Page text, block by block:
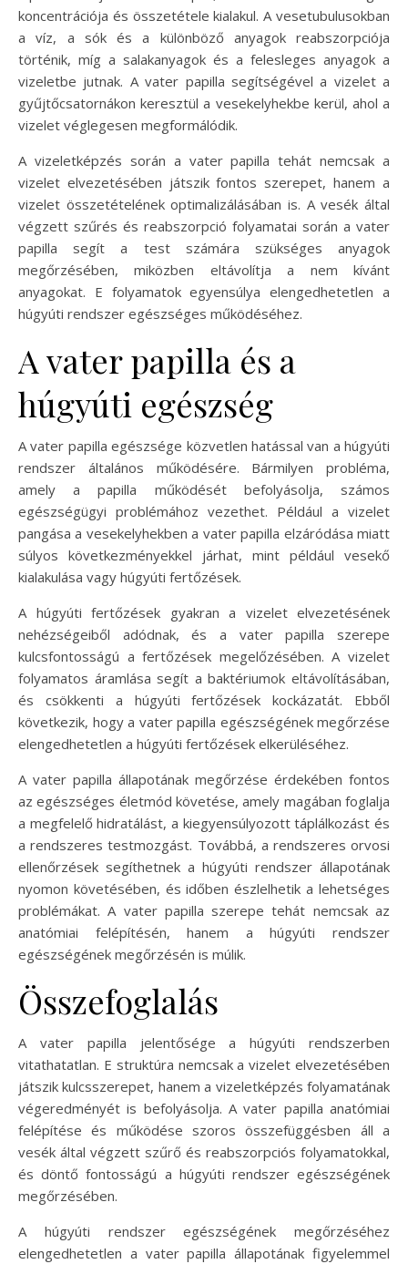
koncentrációja és összetétele kialakul. A vesetubulusokban
a víz, a sók és a különböző anyagok reabszorpciója
történik, míg a salakanyagok és a felesleges anyagok a
vizeletbe jutnak. A vater papilla segítségével a vizelet a
gyűjtőcsatornákon keresztül a vesekelyhekbe kerül, ahol a
vizelet véglegesen megformálódik.
A vizeletképzés során a vater papilla tehát nemcsak a
vizelet elvezetésében játszik fontos szerepet, hanem a
vizelet összetételének optimalizálásában is. A vesék által
végzett szűrés és reabszorpció folyamatai során a vater
papilla segít a test számára szükséges anyagok
megőrzésében, miközben eltávolítja a nem kívánt
anyagokat. E folyamatok egyensúlya elengedhetetlen a
húgyúti rendszer egészséges működéséhez.
A vater papilla és a
húgyúti egészség
A vater papilla egészsége közvetlen hatással van a húgyúti
rendszer általános működésére. Bármilyen probléma,
amely a papilla működését befolyásolja, számos
egészségügyi problémához vezethet. Például a vizelet
pangása a vesekelyhekben a vater papilla elzáródása miatt
súlyos következményekkel járhat, mint például vesekő
kialakulása vagy húgyúti fertőzések.
A húgyúti fertőzések gyakran a vizelet elvezetésének
nehézségeiből adódnak, és a vater papilla szerepe
kulcsfontosságú a fertőzések megelőzésében. A vizelet
folyamatos áramlása segít a baktériumok eltávolításában,
és csökkenti a húgyúti fertőzések kockázatát. Ebből
következik, hogy a vater papilla egészségének megőrzése
elengedhetetlen a húgyúti fertőzések elkerüléséhez.
A vater papilla állapotának megőrzése érdekében fontos
az egészséges életmód követése, amely magában foglalja
a megfelelő hidratálást, a kiegyensúlyozott táplálkozást és
a rendszeres testmozgást. Továbbá, a rendszeres orvosi
ellenőrzések segíthetnek a húgyúti rendszer állapotának
nyomon követésében, és időben észlelhetik a lehetséges
problémákat. A vater papilla szerepe tehát nemcsak az
anatómiai felépítésén, hanem a húgyúti rendszer
egészségének megőrzésén is múlik.
Összefoglalás
A vater papilla jelentősége a húgyúti rendszerben
vitathatatlan. E struktúra nemcsak a vizelet elvezetésében
játszik kulcsszerepet, hanem a vizeletképzés folyamatának
végeredményét is befolyásolja. A vater papilla anatómiai
felépítése és működése szoros összefüggésben áll a
vesék által végzett szűrő és reabszorpciós folyamatokkal,
és döntő fontosságú a húgyúti rendszer egészségének
megőrzésében.
A húgyúti rendszer egészségének megőrzéséhez
elengedhetetlen a vater papilla állapotának figyelemmel